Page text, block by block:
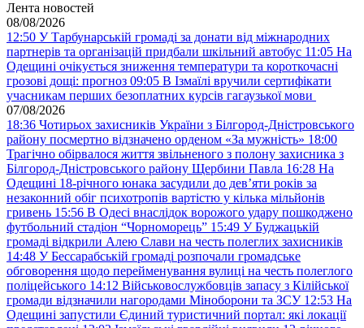
Лента новостей
08/08/2026
12:50 У Тарбунарській громаді за донати від міжнародних
партнерів та організацій придбали шкільний автобус 11:05 На
Одещині очікується зниження температури та короткочасні
грозові дощі: прогноз 09:05 В Ізмаїлі вручили сертифікати
учасникам перших безоплатних курсів гагаузької мови
07/08/2026
18:36 Чотирьох захисників України з Білгород-Дністровського
району посмертно відзначено орденом «За мужність» 18:00
Трагічно обірвалося життя звільненого з полону захисника з
Білгород-Дністровського району Щербини Павла 16:28 На
Одещині 18-річного юнака засудили до дев’яти років за
незаконний обіг психотропів вартістю у кілька мільйонів
гривень 15:56 В Одесі внаслідок ворожого удару пошкоджено
футбольний стадіон “Чорноморець” 15:49 У Буджацькій
громаді відкрили Алею Слави на честь полеглих захисників
14:48 У Бессарабській громаді розпочали громадське
обговорення щодо перейменування вулиці на честь полеглого
поліцейського 14:12 Військовослужбовців запасу з Кілійської
громади відзначили нагородами Міноборони та ЗСУ 12:53 На
Одещині запустили Єдиний туристичний портал: які локації